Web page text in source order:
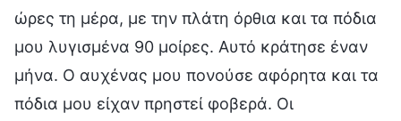
ώρες τη μέρα, με την πλάτη όρθια και τα πόδια
μου λυγισμένα 90 μοίρες. Αυτό κράτησε έναν
μήνα. Ο αυχένας μου πονούσε αφόρητα και τα
πόδια μου είχαν πρηστεί φοβερά. Οι